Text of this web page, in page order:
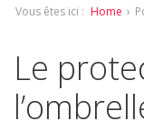
Vous êtes ici : Home ›
Le